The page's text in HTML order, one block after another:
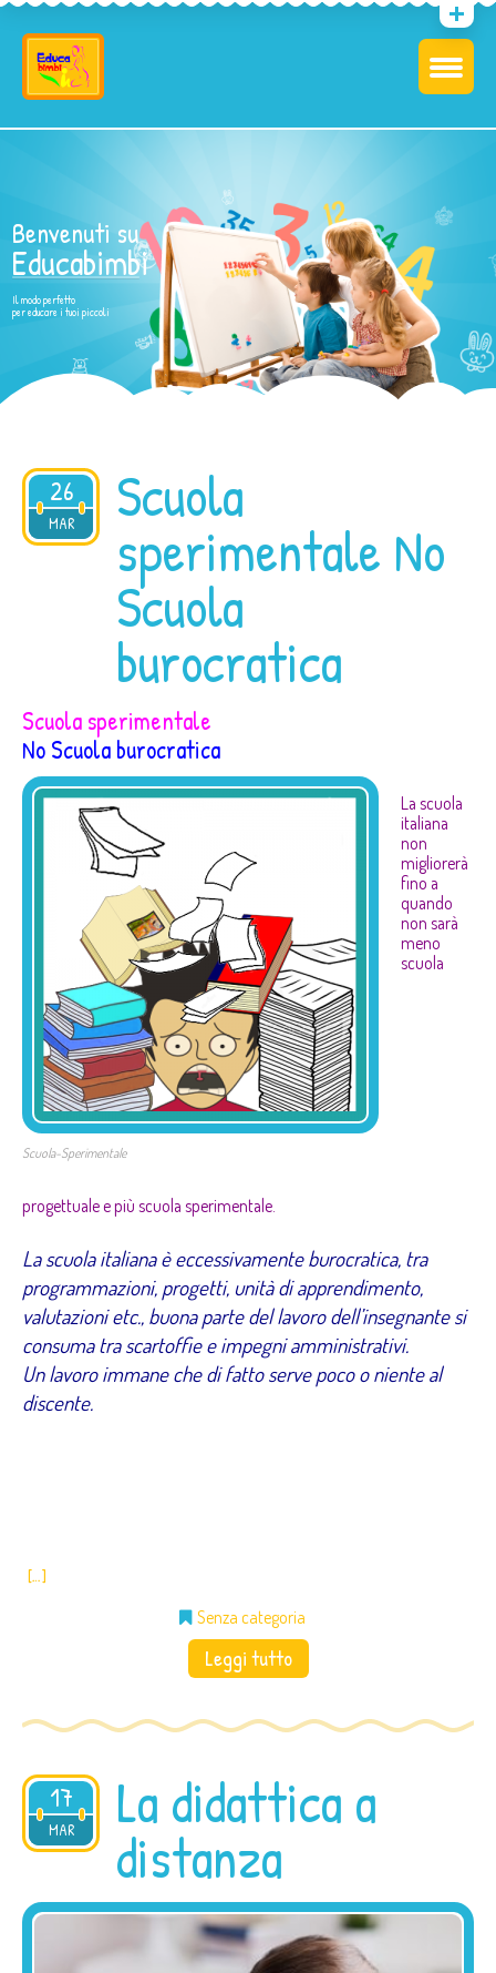
Benvenuti su
Educabimbi
Il modo perfetto
per educare i tuoi piccoli
26
MAR
2021 Scuola
sperimentale No
Scuola
burocratica
Scuola sperimentale
No Scuola burocratica
Scuola-Sperimentale
La scuola
italiana
non
migliorerà
fino a
quando
non sarà
meno
scuola
progettuale e più scuola sperimentale.
La scuola italiana è eccessivamente burocratica, tra
programmazioni, progetti, unità di apprendimento,
valutazioni etc., buona parte del lavoro dell’insegnante si
consuma tra scartoffie e impegni amministrativi.
Un lavoro immane che di fatto serve poco o niente al
discente.
[…]
Senza categoria
Leggi tutto
17
MAR
2021 La didattica a
distanza